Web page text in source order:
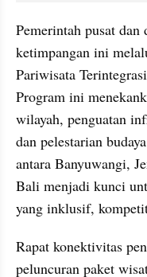
Pemerintah pusat dan
ketimpangan ini
Pariwisata
Program ini
wilayah, penguatan
dan pelestarian
antara Banyuwangi,
Bali menjadi kunci
yang inklusif,
Rapat konektivitas
peluncuran paket